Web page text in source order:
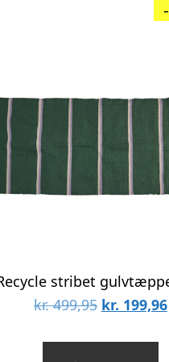
kr.499,95 Den
kr. 199,96